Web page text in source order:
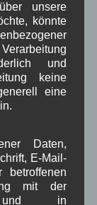
unsere
könnte
und
keine
eine
Daten,
E-Mail-
betroffenen
mit der
und in